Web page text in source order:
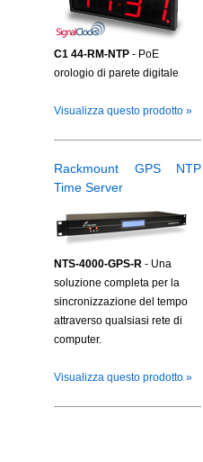
C1 44-RM-NTP - PoE
orologio di parete digitale
Visualizza questo prodotto »
Rackmount GPS NTP
Time Server
NTS-4000-GPS-R - Una
soluzione completa per la
sincronizzazione del tempo
attraverso qualsiasi rete di
computer.
Visualizza questo prodotto »